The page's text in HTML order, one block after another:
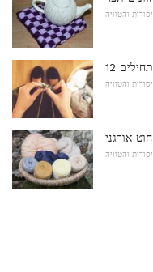
יסודות והטוויה
יסודות והטוויה
יסודות והטוויה